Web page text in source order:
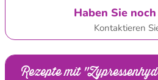
Haben Sie
Kontaktieren
Rezepte mit